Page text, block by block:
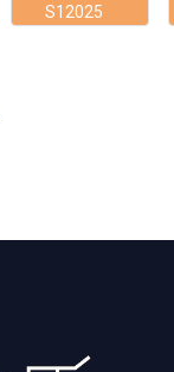
S12025